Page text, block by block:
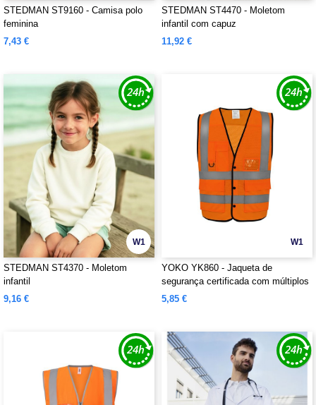
STEDMAN ST9160 - Camisa polo
feminina
7,43 €
STEDMAN ST4470 - Moletom
infantil com capuz
11,92 €
W1
STEDMAN ST4370 - Moletom
infantil
9,16 €
W1
YOKO YK860 - Jaqueta de
segurança certificada com múltiplos
bolsos
5,85 €